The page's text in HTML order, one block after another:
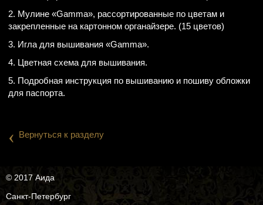
2. Мулине «Gamma», рассортированные по цветам и
закрепленные на картонном органайзере. (15 цветов)
3. Игла для вышивания «Gamma».
4. Цветная схема для вышивания.
5. Подробная инструкция по вышиванию и пошиву обложки
для паспорта.
‹ Вернуться к разделу
© 2017 Аида
Санкт-Петербург